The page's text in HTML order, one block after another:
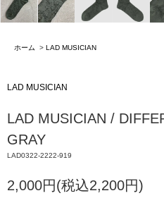
ホーム > LAD MUSICIAN
LAD MUSICIAN
LAD MUSICIAN /
GRAY
LAD0322-2222-919
2,000円(税込2,200円)